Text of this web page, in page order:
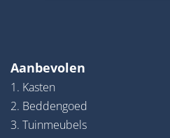
Aanbevolen
1. Kasten
2. Beddengoed
3. Tuinmeubels